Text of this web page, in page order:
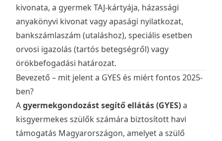
kivonata, a gyermek TAJ-kártyája, házassági
anyakönyvi kivonat vagy apasági nyilatkozat,
bankszámlaszám (utaláshoz), speciális esetben
orvosi igazolás (tartós betegségről) vagy
örökbefogadási határozat.
Bevezető – mit jelent a GYES és miért fontos 2025-
ben?
Agyermekgondozást segítő ellátás (GYES)a
kisgyermekes szülők számára biztosított havi
támogatás Magyarországon, amelyet a szülő